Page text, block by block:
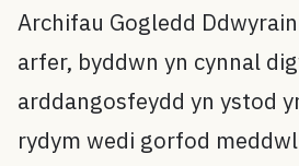
Archifau Gogledd
arfer, byddwn yn cynnal
arddangosfeydd yn ystod
rydym wedi gorfod